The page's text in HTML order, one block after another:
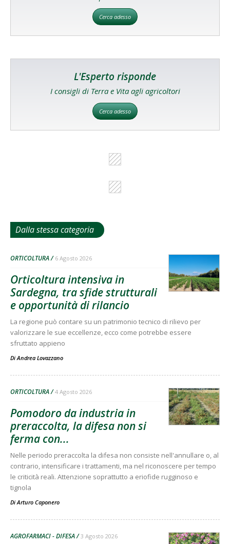
Cerca adesso
L'Esperto risponde
I consigli di Terra e Vita agli agricoltori
Cerca adesso
Dalla stessa categoria
ORTICOLTURA 6 Agosto 2026
Orticoltura intensiva in
Sardegna, tra sfide strutturali
e opportunità di rilancio
La regione può contare su un patrimonio tecnico di rilievo per
valorizzare le sue eccellenze, ecco come potrebbe essere
sfruttato appieno
DiAndrea Lovazzano
ORTICOLTURA 4 Agosto 2026
Pomodoro da industria in
preraccolta, la difesa non si
ferma con...
Nelle periodo preraccolta la difesa non consiste nell'annullare o, al
contrario, intensificare i trattamenti, ma nel riconoscere per tempo
le criticità reali. Attenzione soprattutto a eriofide rugginoso e
tignola
DiArturo Caponero
AGROFARMACI - DIFESA 3 Agosto 2026